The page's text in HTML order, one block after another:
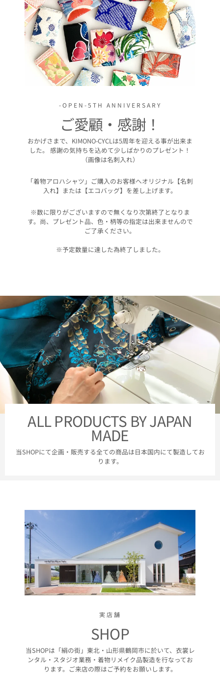
-OPEN-5TH ANNIVERSARY
ご愛顧・感謝！
おかげさまで、KIMONO-CYCLは5周年を迎える事が出来ま
した。 感謝の気持ちを込めて少しばかりのプレゼント！
（画像は名刺入れ）
「着物アロハシャツ」ご購入のお客様へオリジナル【名刺
入れ】または【エコバッグ】を差し上げます。
※数に限りがございますので無くなり次第終了となりま
す。尚、プレゼント品、色・柄等の指定は出来ませんので
ご了承ください。
※予定数量に達した為終了しました。
ALL PRODUCTS BY JAPAN
MADE
当SHOPにて企画・販売する全ての商品は日本国内にて製造してお
ります。
実店舗
SHOP
当SHOPは「絹の街」東北・山形県鶴岡市に於いて、衣裳レ
ンタル・スタジオ業務・着物リメイク品製造を行なってお
ります。ご来店の際はご予約をお願いします。